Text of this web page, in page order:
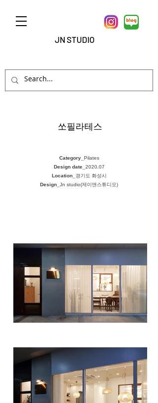
JN STUDIO
쏘필라테스
Category_ Pilates
Design date_ 2020.07
Location_
경기도 화성시
Design_ Jn studio(제이앤스튜디오)